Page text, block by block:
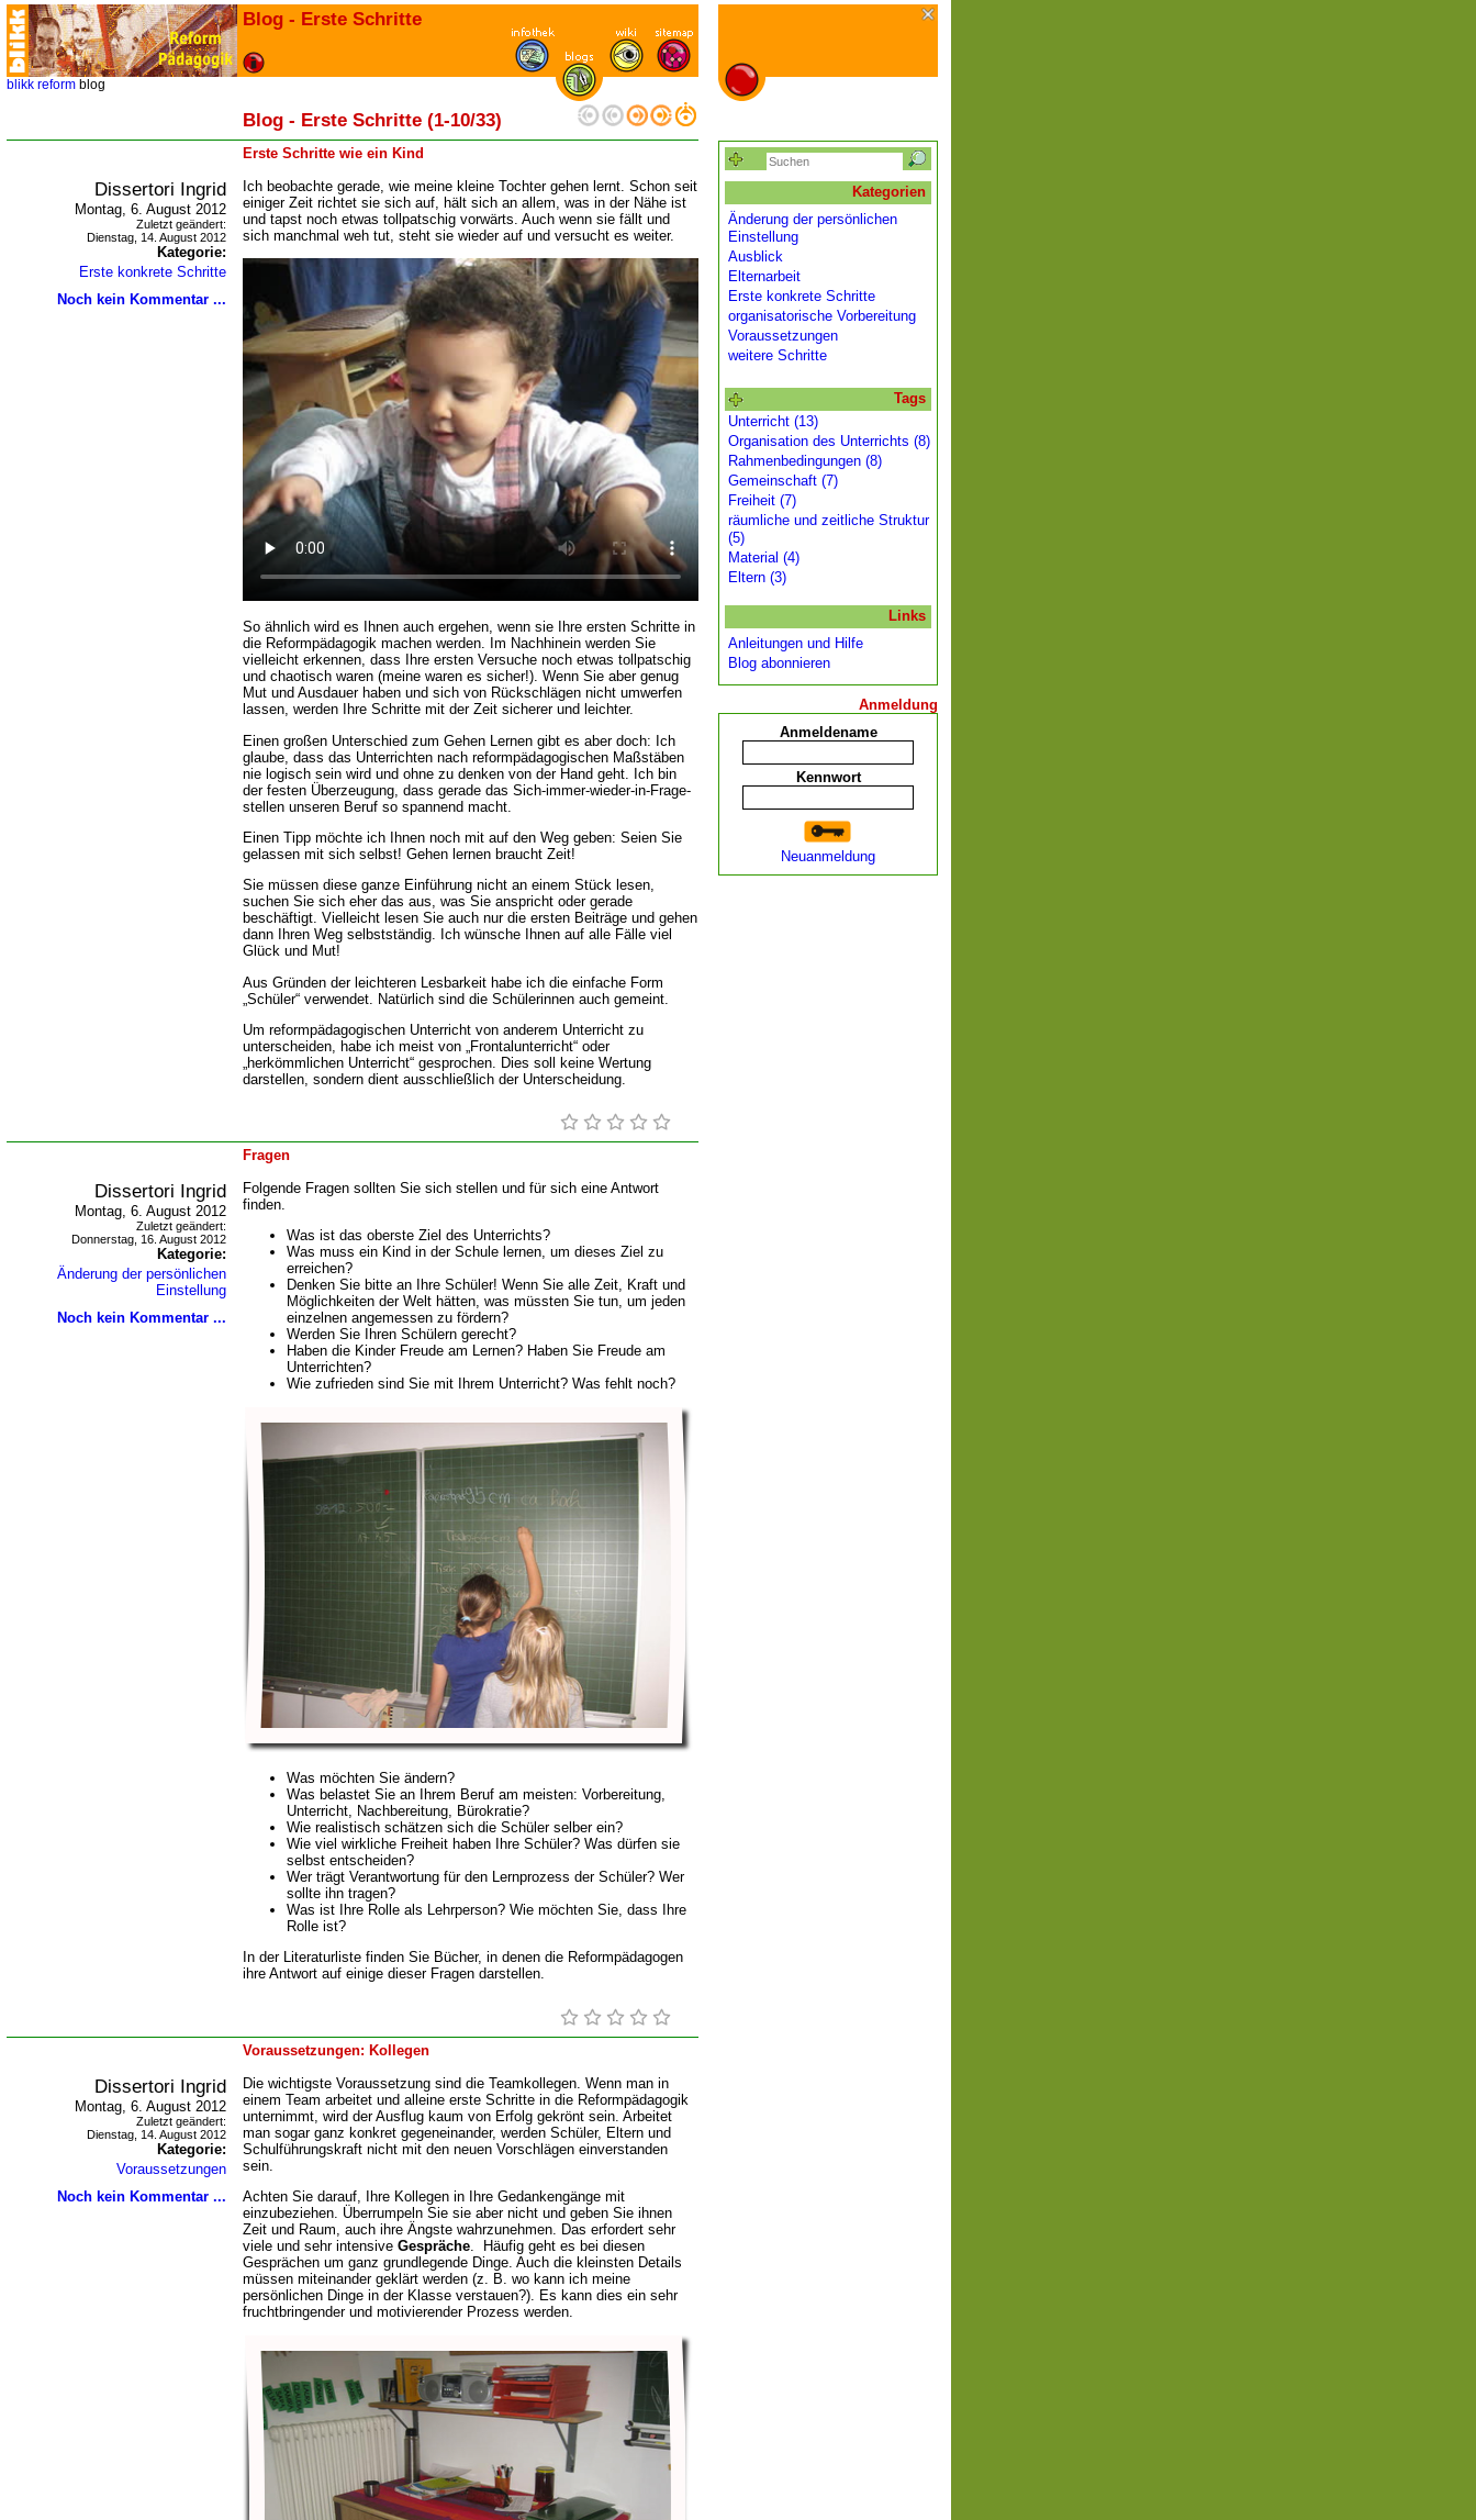
Blog - Erste Schritte
blikk reform blog
Blog - Erste Schritte (1-10/33)
Erste Schritte wie ein Kind
Dissertori Ingrid
Montag, 6. August 2012
Zuletzt geändert:
Dienstag, 14. August 2012
Kategorie:
Erste konkrete Schritte
Noch kein Kommentar ...
Ich beobachte gerade, wie meine kleine Tochter gehen lernt. Schon seit
einiger Zeit richtet sie sich auf, hält sich an allem, was in der Nähe ist
und tapst noch etwas tollpatschig vorwärts. Auch wenn sie fällt und
sich manchmal weh tut, steht sie wieder auf und versucht es weiter.
So ähnlich wird es Ihnen auch ergehen, wenn sie Ihre ersten Schritte in
die Reformpädagogik machen werden. Im Nachhinein werden Sie
vielleicht erkennen, dass Ihre ersten Versuche noch etwas tollpatschig
und chaotisch waren (meine waren es sicher!). Wenn Sie aber genug
Mut und Ausdauer haben und sich von Rückschlägen nicht umwerfen
lassen, werden Ihre Schritte mit der Zeit sicherer und leichter.
Einen großen Unterschied zum Gehen Lernen gibt es aber doch: Ich
glaube, dass das Unterrichten nach reformpädagogischen Maßstäben
nie logisch sein wird und ohne zu denken von der Hand geht. Ich bin
der festen Überzeugung, dass gerade das Sich-immer-wieder-in-Frage-
stellen unseren Beruf so spannend macht.
Einen Tipp möchte ich Ihnen noch mit auf den Weg geben: Seien Sie
gelassen mit sich selbst! Gehen lernen braucht Zeit!
Sie müssen diese ganze Einführung nicht an einem Stück lesen,
suchen Sie sich eher das aus, was Sie anspricht oder gerade
beschäftigt. Vielleicht lesen Sie auch nur die ersten Beiträge und gehen
dann Ihren Weg selbstständig. Ich wünsche Ihnen auf alle Fälle viel
Glück und Mut!
Aus Gründen der leichteren Lesbarkeit habe ich die einfache Form
Schüler“ verwendet. Natürlich sind die Schülerinnen auch gemeint.
Um reformpädagogischen Unterricht von anderem Unterricht zu
unterscheiden, habe ich meist von „Frontalunterricht“ oder
herkömmlichen Unterricht“ gesprochen. Dies soll keine Wertung
darstellen, sondern dient ausschließlich der Unterscheidung.
Fragen
Dissertori Ingrid
Montag, 6. August 2012
Zuletzt geändert:
Donnerstag, 16. August 2012
Kategorie:
Änderung der persönlichen
Einstellung
Noch kein Kommentar ...
Folgende Fragen sollten Sie sich stellen und für sich eine Antwort
finden.
Was ist das oberste Ziel des Unterrichts?
Was muss ein Kind in der Schule lernen, um dieses Ziel zu
erreichen?
Denken Sie bitte an Ihre Schüler! Wenn Sie alle Zeit, Kraft und
Möglichkeiten der Welt hätten, was müssten Sie tun, um jeden
einzelnen angemessen zu fördern?
Werden Sie Ihren Schülern gerecht?
Haben die Kinder Freude am Lernen? Haben Sie Freude am
Unterrichten?
Wie zufrieden sind Sie mit Ihrem Unterricht? Was fehlt noch?
Was möchten Sie ändern?
Was belastet Sie an Ihrem Beruf am meisten: Vorbereitung,
Unterricht, Nachbereitung, Bürokratie?
Wie realistisch schätzen sich die Schüler selber ein?
Wie viel wirkliche Freiheit haben Ihre Schüler? Was dürfen sie
selbst entscheiden?
Wer trägt Verantwortung für den Lernprozess der Schüler? Wer
sollte ihn tragen?
Was ist Ihre Rolle als Lehrperson? Wie möchten Sie, dass Ihre
Rolle ist?
In der Literaturliste finden Sie Bücher, in denen die Reformpädagogen
ihre Antwort auf einige dieser Fragen darstellen.
Voraussetzungen: Kollegen
Dissertori Ingrid
Montag, 6. August 2012
Zuletzt geändert:
Dienstag, 14. August 2012
Kategorie:
Voraussetzungen
Noch kein Kommentar ...
Die wichtigste Voraussetzung sind die Teamkollegen. Wenn man in
einem Team arbeitet und alleine erste Schritte in die Reformpädagogik
unternimmt, wird der Ausflug kaum von Erfolg gekrönt sein. Arbeitet
man sogar ganz konkret gegeneinander, werden Schüler, Eltern und
Schulführungskraft nicht mit den neuen Vorschlägen einverstanden
sein.
Achten Sie darauf, Ihre Kollegen in Ihre Gedankengänge mit
einzubeziehen. Überrumpeln Sie sie aber nicht und geben Sie ihnen
Zeit und Raum, auch ihre Ängste wahrzunehmen. Das erfordert sehr
viele und sehr intensive Gespräche. Häufig geht es bei diesen
Gesprächen um ganz grundlegende Dinge. Auch die kleinsten Details
müssen miteinander geklärt werden (z. B. wo kann ich meine
persönlichen Dinge in der Klasse verstauen?). Es kann dies ein sehr
fruchtbringender und motivierender Prozess werden.
Kategorien
Änderung der persönlichen
Einstellung
Ausblick
Elternarbeit
Erste konkrete Schritte
organisatorische Vorbereitung
Voraussetzungen
weitere Schritte
Tags
Unterricht (13)
Organisation des Unterrichts (8)
Rahmenbedingungen (8)
Gemeinschaft (7)
Freiheit (7)
räumliche und zeitliche Struktur
(5)
Material (4)
Eltern (3)
Links
Anleitungen und Hilfe
Blog abonnieren
Anmeldung
Anmeldename
Kennwort
Neuanmeldung